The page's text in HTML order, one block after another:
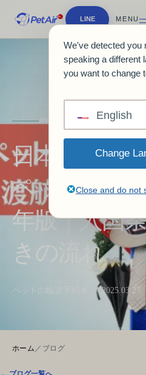
LINE MENU
JOURNAL & GUIDES
日本からイ
ペット移住
年版｜入国
きの流れ
ペットの輸送手続き ／ 2025.03.27
ホーム ／ ブログ
We've detected you
speaking a different
you want to change
English
Change
Close and do not